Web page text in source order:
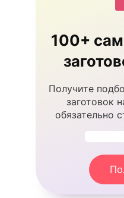
100+
Получите
заготовок
обязательно